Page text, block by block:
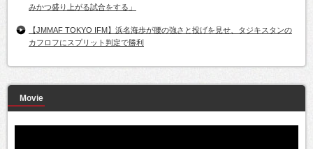
みかつ盛り上がる試合をする」
【JMMAF TOKYO IFM】浜名海歩が腰の強さと投げを見せ、タジキスタンの
カフロフにスプリット判定で勝利
Movie